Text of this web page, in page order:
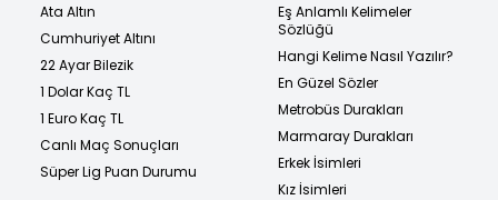
Ata Altın
Cumhuriyet Altını
22 Ayar Bilezik
1 Dolar Kaç TL
1 Euro Kaç TL
Canlı Maç Sonuçları
Süper Lig Puan Durumu
Eş Anlamlı Kelimeler
Sözlüğü
Hangi Kelime Nasıl Yazılır?
En Güzel Sözler
Metrobüs Durakları
Marmaray Durakları
Erkek İsimleri
Kız İsimleri